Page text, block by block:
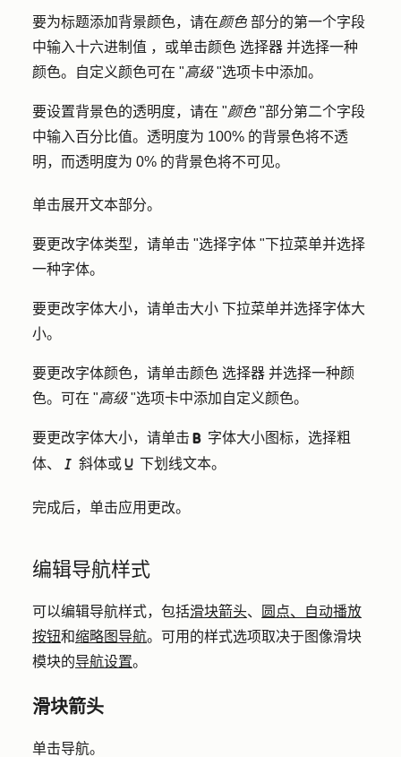
要为标题添加背景颜色，请在颜色 部分的第一个字段
中输入十六进制值 ，或单击颜色 选择器 并选择一种
颜色。自定义颜色可在 "高级"选项卡中添加。
要设置背景色的透明度，请在 "颜色 "部分第二个字段
中输入百分比值。透明度为 100% 的背景色将不透
明，而透明度为 0% 的背景色将不可见。
单击展开文本部分。
要更改字体类型，请单击 "选择字体 "下拉菜单并选择
一种字体。
要更改字体大小，请单击大小 下拉菜单并选择字体大
小。
要更改字体颜色，请单击颜色 选择器 并选择一种颜
色。可在 "高级"选项卡中添加自定义颜色。
要更改字体大小，请单击 bold 字体大小图标，选择粗
体、
italicIcon 斜体或underlineIcon 下划线文本。
完成后，单击应用更改。
编辑导航样式
可以编辑导航样式，包括滑块箭头、
圆点、自动播放
按钮和缩略图导航。可用的样式选项取决于图像滑块
模块的导航设置。
滑块箭头
单击导航。